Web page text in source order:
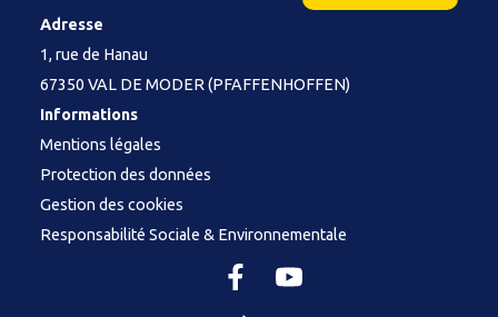
Adresse
1, rue de Hanau
67350 VAL DE MODER (PFAFFENHOFFEN)
Informations
Mentions légales
Protection des données
Gestion des cookies
Responsabilité Sociale & Environnementale
FacebookYouTube